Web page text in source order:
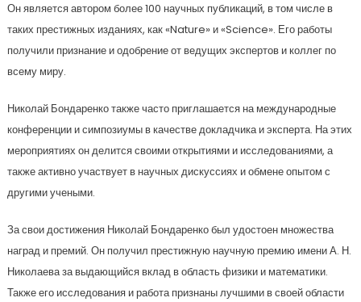
Он является автором более 100 научных публикаций, в том числе в
таких престижных изданиях, как «Nature» и «Science». Его работы
получили признание и одобрение от ведущих экспертов и коллег по
всему миру.
Николай Бондаренко также часто приглашается на международные
конференции и симпозиумы в качестве докладчика и эксперта. На этих
мероприятиях он делится своими открытиями и исследованиями, а
также активно участвует в научных дискуссиях и обмене опытом с
другими учеными.
За свои достижения Николай Бондаренко был удостоен множества
наград и премий. Он получил престижную научную премию имени А. Н.
Николаева за выдающийся вклад в область физики и математики.
Также его исследования и работа признаны лучшими в своей области